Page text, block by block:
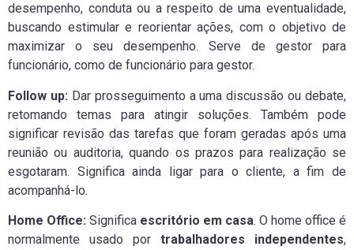
desempenho, conduta ou a respeito de uma eventualidade,
buscando estimular e reorientar ações, com o objetivo de
maximizar o seu desempenho. Serve de gestor para
funcionário, como de funcionário para gestor.
Follow up: Dar prosseguimento a uma discussão ou debate,
retomando temas para atingir soluções. Também pode
significar revisão das tarefas que foram geradas após uma
reunião ou auditoria, quando os prazos para realização se
esgotaram. Significa ainda ligar para o cliente, a fim de
acompanhá-lo.
Home Office: Significa escritório em casa. O home office é
normalmente usado por trabalhadores independentes,